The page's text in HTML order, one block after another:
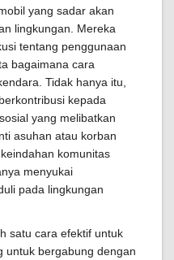
yang sadar akan
lingkungan. Mereka
tentang penggunaan
bagaimana cara
Tidak hanya itu,
kepada
yang melibatkan
asuhan atau korban
komunitas
menyukai
pada lingkungan
satu cara efektif untuk
untuk bergabung dengan